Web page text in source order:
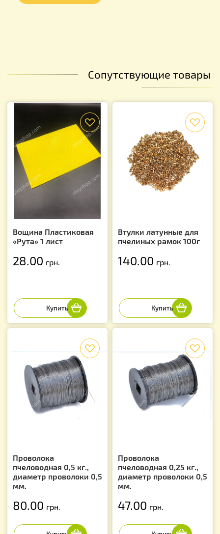
Сопутствующие товары
Вощина Пластиковая
«Рута» 1 лист
28.00 грн.
Втулки латунные для
пчелиных рамок 100г
140.00 грн.
Проволока
пчеловодная 0,5 кг.,
диаметр проволоки 0,5
мм.
80.00 грн.
Проволока
пчеловодная 0,25 кг.,
диаметр проволоки 0,5
мм.
47.00 грн.